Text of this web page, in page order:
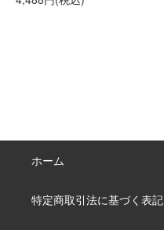
ホーム
特定商取引法に基づく表記